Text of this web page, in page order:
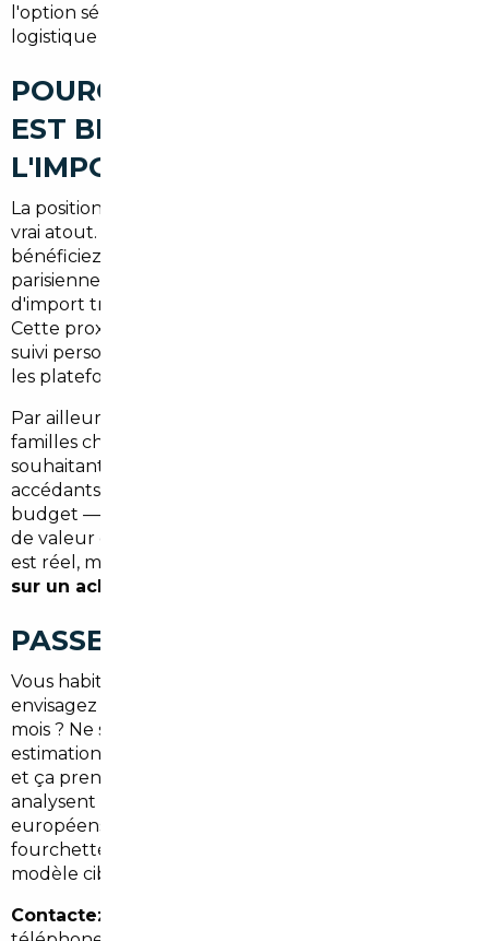
l'option sélectionnée. Vous n'avez aucune démarche
logistique à gérer.
POURQUOI CORBEIL-ESSONNES
EST BIEN PLACÉE POUR
L'IMPORT
La position géographique de Corbeil-Essonnes est un
vrai atout. À
bénéficiez d'un accès direct à notre agence
parisienne, point de référence pour tous les projets
d'import traités dans le département de l'Essonne.
Cette proximité permet des échanges rapides, un
suivi personnalisé et une réactivité que n'offrent pas
les plateformes en ligne anonymes.
Par ailleurs, les profils d'acheteurs de la région —
familles cherchant un grand SUV, professionnels
souhaitant renouveler leur véhicule, primo-
accédants à la propriété cherchant à optimiser leur
budget — sont exactement ceux qui tirent le plus
de valeur de l'import automobile. Le gain financier
est réel, mesurable, et souvent supérieur à
sur un achat moyen
PASSEZ À L'ACTION
Vous habitez Corbeil-Essonnes ou l'Essonne et vous
envisagez d'acheter un véhicule dans les prochains
mois ? Ne signez rien avant d'avoir demandé une
estimation d'import. C'est gratuit, sans engagement,
et ça prend moins de 10 minutes. Nos conseillers
analysent votre projet, vous indiquent les marchés
européens les plus adaptés, et vous donnent une
fourchette d'économies potentielles sur votre
modèle cible.
Contactez notre agence dès aujourd'hui